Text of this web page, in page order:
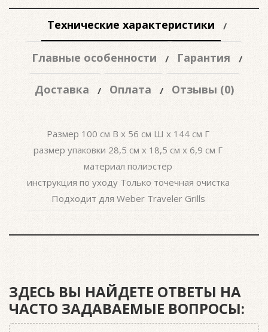
Технические характеристики
Главные особенности Гарантия
Доставка Оплата Отзывы (0)
Размер 100 см В х 56 см Ш х 144 см Г
размер упаковки 28,5 см x 18,5 см x 6,9 см Г
материал полиэстер
инструкция по уходу Только точечная очистка
Подходит для Weber Traveler Grills
ЗДЕСЬ ВЫ НАЙДЕТЕ ОТВЕТЫ НА
ЧАСТО ЗАДАВАЕМЫЕ ВОПРОСЫ: